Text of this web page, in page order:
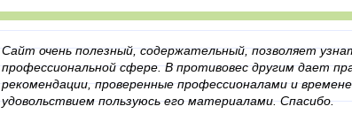
Сайт очень полезный, содержательный, позволяет
профессиональной сфере. В противовес другим дает
рекомендации, проверенные профессионалами и
удовольствием пользуюсь его материалами. Спасибо.